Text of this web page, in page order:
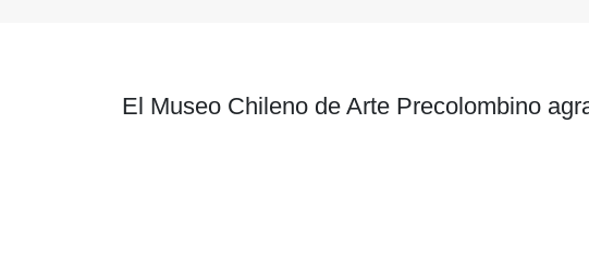
El Museo Chileno de Arte Precolombino